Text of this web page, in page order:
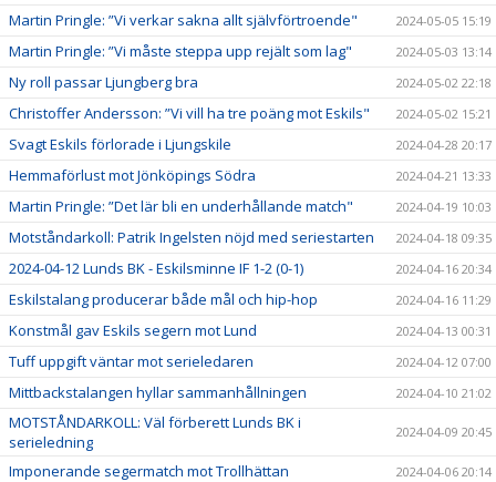
Martin Pringle: ”Vi verkar sakna allt självförtroende" 2024-05-05 15:19
Martin Pringle: ”Vi måste steppa upp rejält som lag" 2024-05-03 13:14
Ny roll passar Ljungberg bra 2024-05-02 22:18
Christoffer Andersson: ”Vi vill ha tre poäng mot Eskils" 2024-05-02 15:21
Svagt Eskils förlorade i Ljungskile 2024-04-28 20:17
Hemmaförlust mot Jönköpings Södra 2024-04-21 13:33
Martin Pringle: ”Det lär bli en underhållande match" 2024-04-19 10:03
Motståndarkoll: Patrik Ingelsten nöjd med seriestarten 2024-04-18 09:35
2024-04-12 Lunds BK - Eskilsminne IF 1-2 (0-1) 2024-04-16 20:34
Eskilstalang producerar både mål och hip-hop 2024-04-16 11:29
Konstmål gav Eskils segern mot Lund 2024-04-13 00:31
Tuff uppgift väntar mot serieledaren 2024-04-12 07:00
Mittbackstalangen hyllar sammanhållningen 2024-04-10 21:02
MOTSTÅNDARKOLL: Väl förberett Lunds BK i
serieledning
2024-04-09 20:45
Imponerande segermatch mot Trollhättan 2024-04-06 20:14